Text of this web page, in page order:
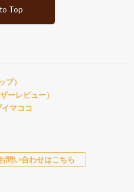
Top
プ）
ーレビュー）
マココ
問い合わせはこちら